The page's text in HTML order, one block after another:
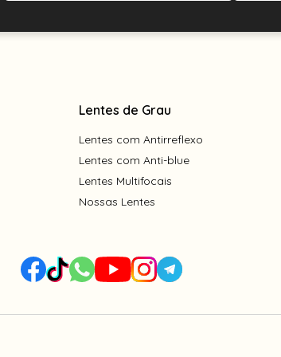
Lentes de Grau
Lentes com Antirreflexo
Lentes com Anti-blue
Lentes Multifocais
Nossas Lentes